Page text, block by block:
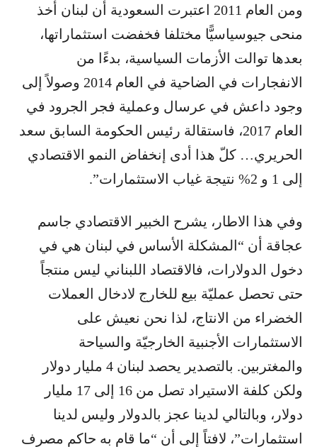
ومن العام 2011 اعتبرت السعودية أن لبنان أخذ
منحى جيوسياسيًّا مختلفا فخفضت استثماراتها،
بعدها توالت الأزمات السياسية، بدءًا من
الانفجارات في الضاحية في العام 2014 وصولاً إلى
وجود داعش في عرسال وعملية فجر الجرود في
العام 2017، فاستقالة رئيس الحكومة السابق سعد
الحريري… كلّ هذا أدى إنخفاض النمو الاقتصادي
إلى 1 و 2% نتيجة غياب الاستثمارات”.
وفي هذا الاطار، يشرح الخبير الاقتصادي ​جاسم
عجاقة​ أن “المشكلة الأساس في لبنان هي في
دخول الدولارات، ف​الاقتصاد اللبناني​ ليس منتجاً
حتى تحصل عمليّة بيع للخارج لادخال العملات
الخضراء من الانتاج، لذا نحن نعيش على
الاستثمارات الأجنبية الخارجيّة والسياحة
والمغتربين. بالتصدير يحصد لبنان 4 مليار دولار
ولكن كلفة الاستيراد تصل من 16 إلى 17 مليار
دولار، وبالتالي لدينا عجز بالدولار وليس لدينا
استثمارات”، لافتاً إلى أن “ما قام به حاكم مصرف